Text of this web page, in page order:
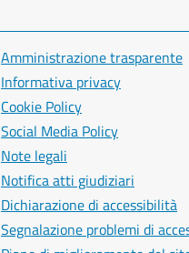
Amministrazione trasparente
Informativa privacy
Cookie Policy
Social Media Policy
Note legali
Notifica atti giudiziari
Dichiarazione di accessibilità
Segnalazione problemi di